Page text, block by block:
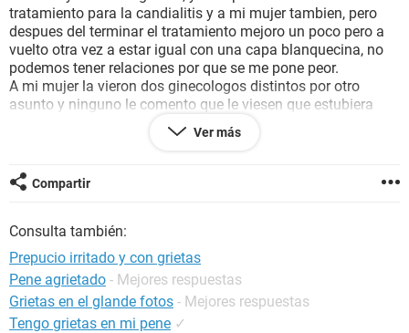
GLOSARIO
tratamiento para la candialitis y a mi mujer tambien, pero
despues del terminar el tratamiento mejoro un poco pero a
vuelto otra vez a estar igual con una capa blanquecina, no
podemos tener relaciones por que se me pone peor.
A mi mujer la vieron dos ginecologos distintos por otro
asunto y ninguno le comento que le viesen que estubiera
contagiada de candialitis.
Mi medico me a deribado al dermatologo, ¿es correcto que
que tengo?
Ver más
Compartir
Consulta también:
Prepucio irritado y con grietas
Pene agrietado - Mejores respuestas
Grietas en el glande fotos - Mejores respuestas
Tengo grietas en mi pene ✓